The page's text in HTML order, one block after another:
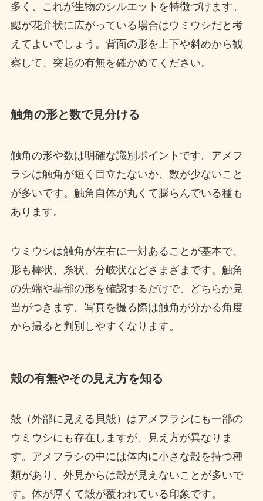
多く、これが生物のシルエットを特徴づけます。
鰓が花弁状に広がっている場合はウミウシだと考
えてよいでしょう。背面の形を上下や斜めから観
察して、突起の有無を確かめてください。
触角の形と数で見分ける
触角の形や数は明確な識別ポイントです。アメフ
ラシは触角が短く目立たないか、数が少ないこと
が多いです。触角自体が丸くて膨らんでいる種も
あります。
ウミウシは触角が左右に一対あることが基本で、
形も棒状、糸状、分岐状などさまざまです。触角
の先端や基部の形を確認するだけで、どちらか見
当がつきます。写真を撮る際は触角が分かる角度
から撮ると判別しやすくなります。
殻の有無やその見え方を知る
殻（外部に見える貝殻）はアメフラシにも一部の
ウミウシにも存在しますが、見え方が異なりま
す。アメフラシの中には体内に小さな殻を持つ種
類があり、外見からは殻が見えないことが多いで
す。体が厚くて殻が覆われている印象です。